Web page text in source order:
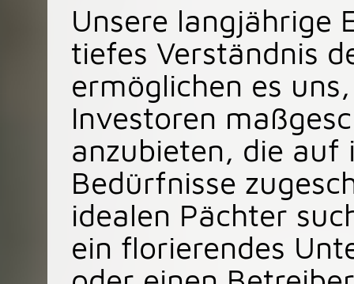
Unsere langjährige
tiefes Verständnis
ermöglichen es
Investoren
anzubieten, die auf
Bedürfnisse
idealen Pächter
ein florierendes